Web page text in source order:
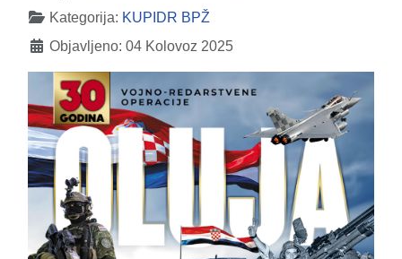
DetaljiKategorija: KUPIDR BPŽ
Objavljeno: 04 Kolovoz 2025